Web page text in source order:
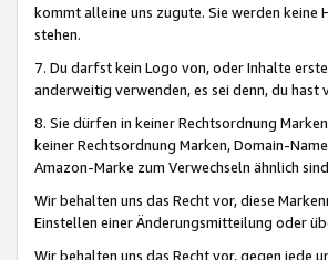
kommt alleine uns zugute. Sie werden keine
stehen.
7. Du darfst kein Logo von, oder Inhalte
anderweitig verwenden, es sei denn, du
8. Sie dürfen in keiner Rechtsordnung
keiner Rechtsordnung Marken, Domain-
Amazon-Marke zum Verwechseln ähnlich
Wir behalten uns das Recht vor, diese
Einstellen einer Änderungsmitteilung oder
Wir behalten uns das Recht vor, gegen jede